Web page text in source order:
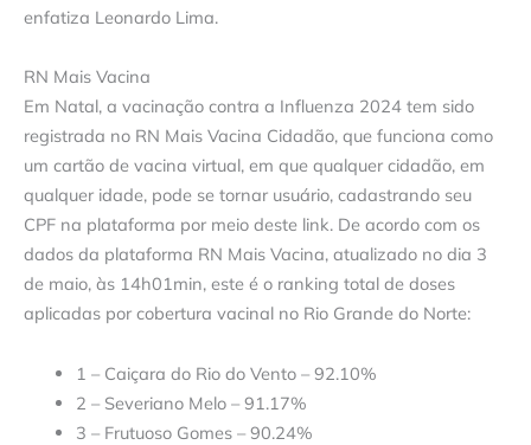
enfatiza Leonardo Lima.
RN Mais Vacina
Em Natal, a vacinação contra a Influenza 2024 tem sido
registrada no RN Mais Vacina Cidadão, que funciona como
um cartão de vacina virtual, em que qualquer cidadão, em
qualquer idade, pode se tornar usuário, cadastrando seu
CPF na plataforma por meio deste link. De acordo com os
dados da plataforma RN Mais Vacina, atualizado no dia 3
de maio, às 14h01min, este é o ranking total de doses
aplicadas por cobertura vacinal no Rio Grande do Norte:
1 – Caiçara do Rio do Vento – 92.10%
2 – Severiano Melo – 91.17%
3 – Frutuoso Gomes – 90.24%